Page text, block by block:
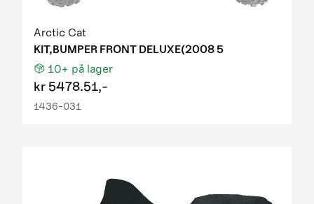
Arctic Cat
KIT,BUMPER FRONT DELUXE(2008 5
10+ på lager
kr 5478.51,-
1436-031